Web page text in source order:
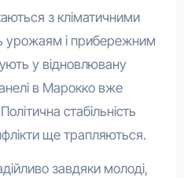
з кліматичними
урожаям і прибережним
у відновлювану
в Марокко вже
стабільність
ще трапляються.
завдяки молоді,